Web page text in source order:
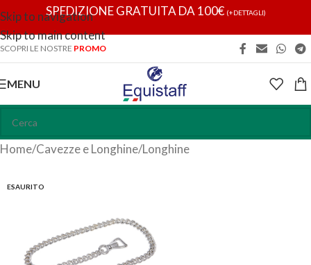
Skip to navigation
Skip to main content
SPEDIZIONE GRATUITA DA 100€ (+DETTAGLI)
SCOPRI LE NOSTRE PROMO
MENU
Home/Cavezze e Longhine/Longhine
ESAURITO